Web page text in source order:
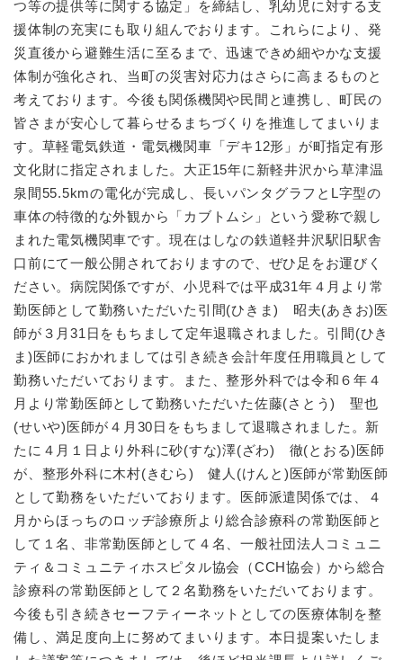
つ等の提供等に関する協定」を締結し、乳幼児に対する支
援体制の充実にも取り組んでおります。これらにより、発
災直後から避難生活に至るまで、迅速できめ細やかな支援
体制が強化され、当町の災害対応力はさらに高まるものと
考えております。今後も関係機関や民間と連携し、町民の
皆さまが安心して暮らせるまちづくりを推進してまいりま
す。草軽電気鉄道・電気機関車「デキ12形」が町指定有形
文化財に指定されました。大正15年に新軽井沢から草津温
泉間55.5kmの電化が完成し、長いパンタグラフとL字型の
車体の特徴的な外観から「カブトムシ」という愛称で親し
まれた電気機関車です。現在はしなの鉄道軽井沢駅旧駅舎
口前にて一般公開されておりますので、ぜひ足をお運びく
ださい。病院関係ですが、小児科では平成31年４月より常
勤医師として勤務いただいた引間(ひきま) 昭夫(あきお)医
師が３月31日をもちまして定年退職されました。引間(ひき
ま)医師におかれましては引き続き会計年度任用職員として
勤務いただいております。また、整形外科では令和６年４
月より常勤医師として勤務いただいた佐藤(さとう) 聖也
(せいや)医師が４月30日をもちまして退職されました。新
たに４月１日より外科に砂(すな)澤(ざわ) 徹(とおる)医師
が、整形外科に木村(きむら) 健人(けんと)医師が常勤医師
として勤務をいただいております。医師派遣関係では、４
月からほっちのロッヂ診療所より総合診療科の常勤医師と
して１名、非常勤医師として４名、一般社団法人コミュニ
ティ＆コミュニティホスピタル協会（CCH協会）から総合
診療科の常勤医師として２名勤務をいただいております。
今後も引き続きセーフティーネットとしての医療体制を整
備し、満足度向上に努めてまいります。本日提案いたしま